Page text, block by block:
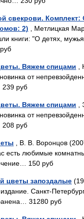
свекрови. Комплект:
2) , Метлицкая
книги: "О детях,
Вяжем спицами ,
от
239 руб
Вяжем спицами ,
от
208 руб
, В. В. Воронцов
есть любимые
150 руб
цветы запоздалые
Санкт-
31280 руб